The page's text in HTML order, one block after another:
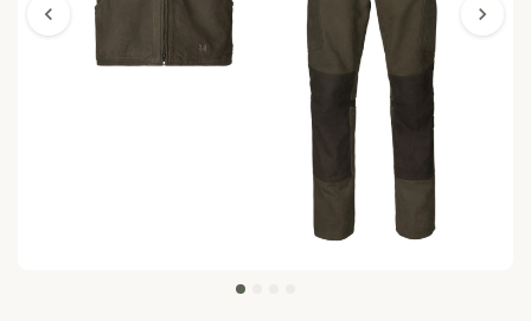
chevron_left chevron_right